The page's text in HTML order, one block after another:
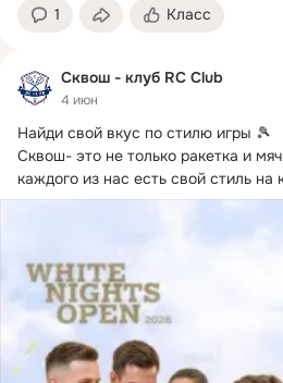
1 Класс
Сквош - клуб RC Club
4 июн
Найди свой вкус по стилю игры 🎾
Сквош- это не только ракетка и
каждого из нас есть свой стиль на